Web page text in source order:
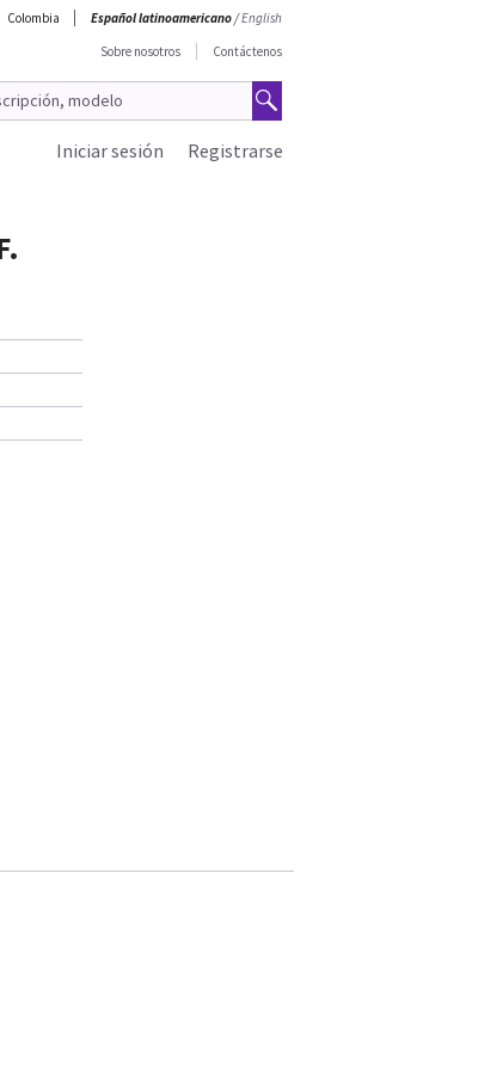
Colombia Español latinoamericano/English
Sobre nosotros
Contáctenos
Registrarse
Iniciar sesión